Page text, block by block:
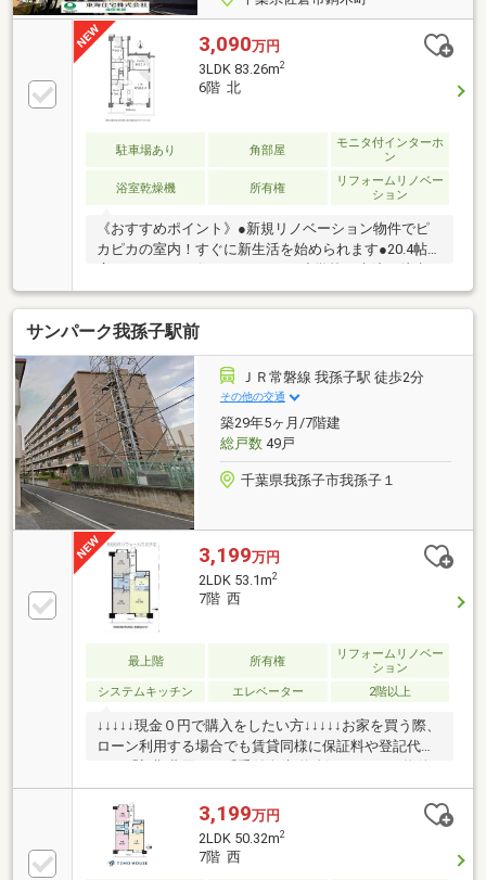
3,090万円
3LDK 83.26m2
6階 北
駐車場あり 角部屋
モニタ付インターホ
ン
浴室乾燥機 所有権
リフォームリノベー
ション
《おすすめポイント》●新規リノベーション物件でピ
カピカの室内！すぐに新生活を始められます●20.4帖の
10分圏内と生活環境充実●不在時も荷物を受け取れる
便利な宅配ボックス●不審者や勧誘を避け安心して暮
らせるオートロックマンション《東海住宅 成田支店の
特徴》●他の物件もご案内可能です、気になる物件ま
とめてご紹介いたします●この街を知り尽くしたプロ
だから、「買う」も「売る」も強い。初めての購入で
も、住み替えでも、地域密着55年の東海住宅がトータ
ルサポート！本日、明日内覧ご希望の方はお電話がス
ムーズです【通話料無料】
サンパーク我孫子駅前
ＪＲ常磐線 我孫子駅 徒歩2分
その他の交通
築29年5ヶ月/7階建
総戸数49戸
千葉県我孫子市我孫子１
3,199万円
2LDK 53.1m2
7階 西
最上階 所有権
リフォームリノベー
ション
システムキッチン
エレベーター 2階以上
↓↓↓↓↓現金０円で購入をしたい方↓↓↓↓↓お家を買う際、
ローン利用する場合でも賃貸同様に保証料や登記代金
でも必ず必要となりますローン(車その他)やカードの
分割、リボ、キャッシング等が残っている場合全額完
済や減額融資につながります。加えて部屋数分のエア
コン、網戸シャッターテレビアンテナ(新築の場合)、
新調するであろう家具家電そして引越し代金etc…必ず
3,199万円
2LDK 50.32m2
7階 西